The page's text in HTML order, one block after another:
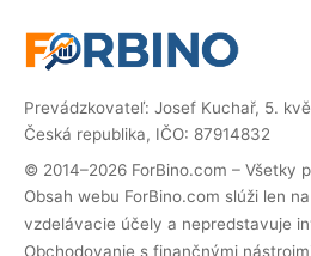
Prevádzkovateľ: Josef Kuchař, 5.
Česká republika, IČO: 87914832
© 2014–2026 ForBino.com – Všetky
Obsah webu ForBino.com slúži len
vzdelávacie účely a nepredstavuje
Obchodovanie s finančnými